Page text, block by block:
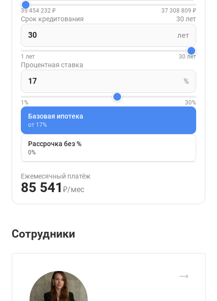
35 454 232 ₽ 37 308 809 ₽
Срок кредитования 30 лет
лет
1 лет 30 лет
Процентная ставка
%
1% 30%
Базовая ипотека
от 17%
Рассрочка без %
0%
Ежемесячный платёж
85 541 ₽/мес
Сотрудники